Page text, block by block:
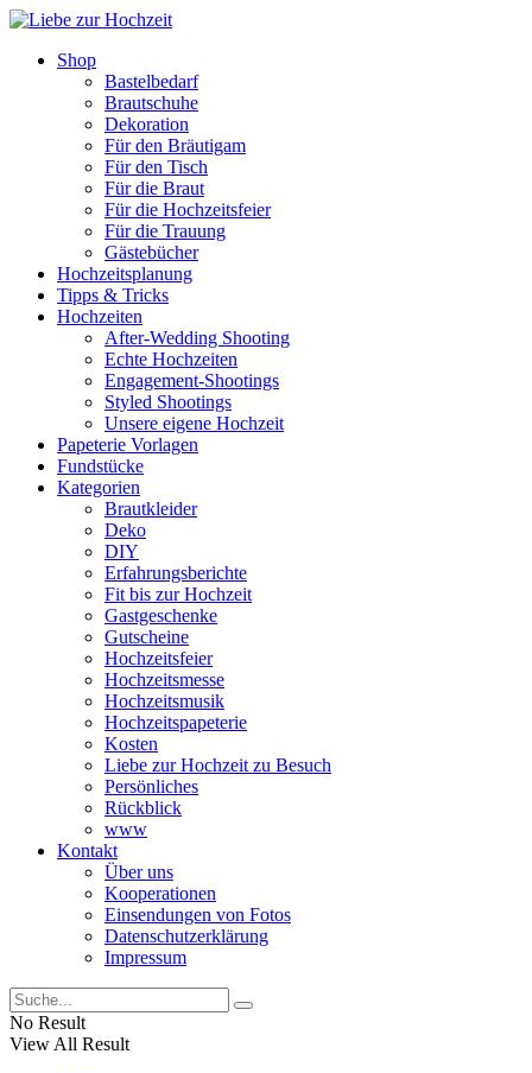
Shop
Bastelbedarf
Brautschuhe
Dekoration
Für den Bräutigam
Für den Tisch
Für die Braut
Für die Hochzeitsfeier
Für die Trauung
Gästebücher
Hochzeitsplanung
Tipps & Tricks
Hochzeiten
After-Wedding Shooting
Echte Hochzeiten
Engagement-Shootings
Styled Shootings
Unsere eigene Hochzeit
Papeterie Vorlagen
Fundstücke
Kategorien
Brautkleider
Deko
DIY
Erfahrungsberichte
Fit bis zur Hochzeit
Gastgeschenke
Gutscheine
Hochzeitsfeier
Hochzeitsmesse
Hochzeitsmusik
Hochzeitspapeterie
Kosten
Liebe zur Hochzeit zu Besuch
Persönliches
Rückblick
www
Kontakt
Über uns
Kooperationen
Einsendungen von Fotos
Datenschutzerklärung
Impressum
No Result
View All Result